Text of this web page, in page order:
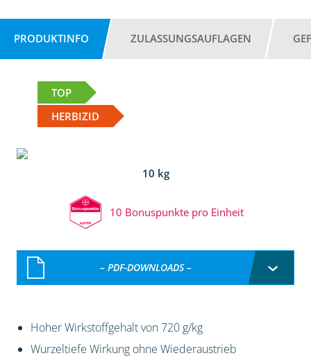
PRODUKTINFO ZULASSUNGSAUFLAGEN
TOP
HERBIZID
10 kg
10 Bonuspunkte pro Einheit
– PDF-DOWNLOADS –
Hoher Wirkstoffgehalt von 720 g/kg
Wurzeltiefe Wirkung ohne Wiederaustrieb